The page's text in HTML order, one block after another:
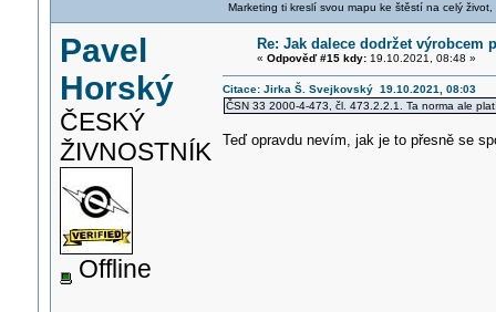
Marketing ti kreslí svou mapu ke štěstí na celý
Pavel
Horský
ČESKÝ
ŽIVNOSTNÍK
Offline
Re: Jak dalece dodržet výrobcem
« Odpověď #15 kdy:19.10.2021, 08:48 »
Citace: Jirka Š. Svejkovský 19.10.2021, 08:03
ČSN 33 2000-4-473, čl. 473.2.2.1. Ta norma ale
Teď opravdu nevím, jak je to přesně se